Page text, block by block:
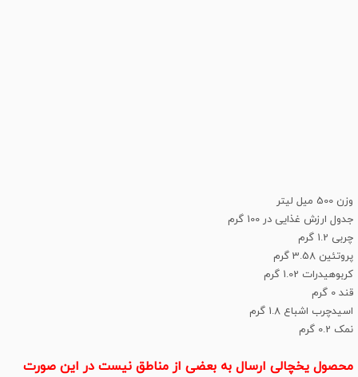
وزن 500 میل لیتر
جدول ارزش غذایی در 100 گرم
چربی 1.2 گرم
پروتئین 3.58 گرم
کربوهیدرات 1.02 گرم
قند 0 گرم
اسیدچرب اشباع 1.8 گرم
نمک 0.2 گرم
محصول یخچالی ارسال به بعضی از مناطق نیست در این صورت